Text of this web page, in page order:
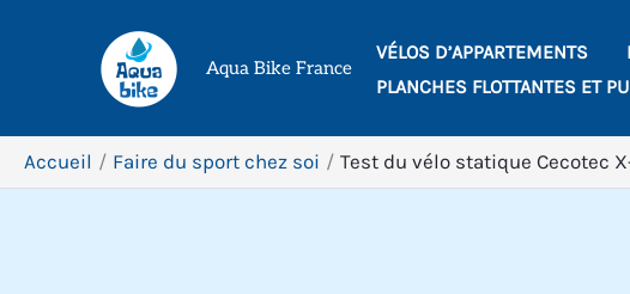
Aqua Bike France
VÉLOS D’APPARTEMENTS
PLANCHES FLOTTANTES ET
Accueil Faire du sport chez soi Test du vélo statique Cecotec